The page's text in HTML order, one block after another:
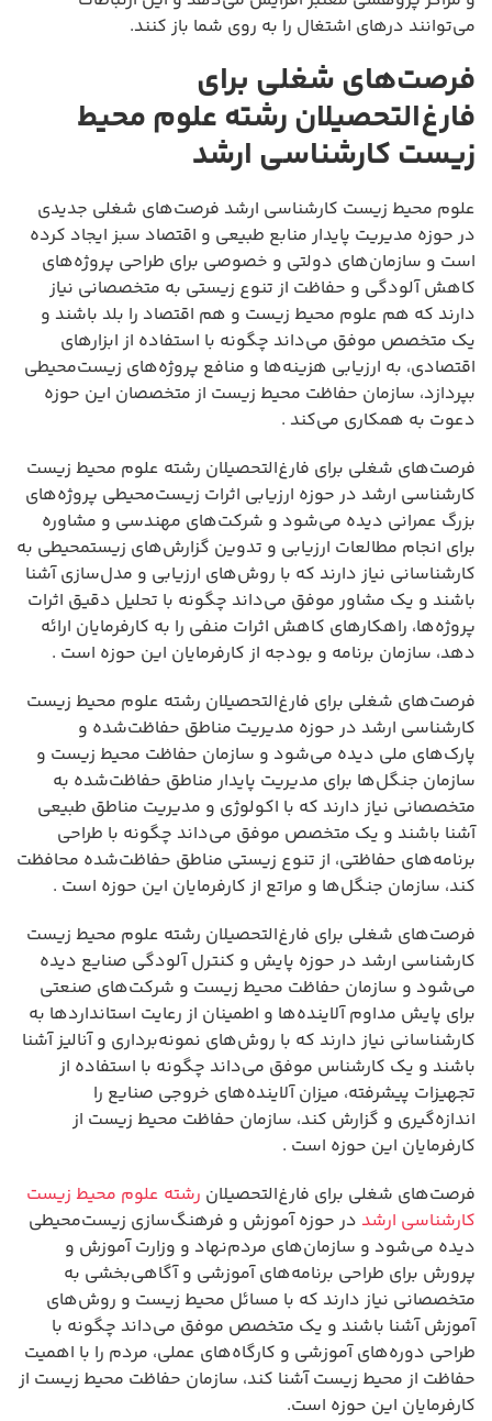
می‌توانند درهای اشتغال را به روی شما باز کنند.
فرصت‌های شغلی برای
فارغ‌التحصیلان رشته علوم محیط
زیست کارشناسی ارشد
علوم محیط زیست کارشناسی ارشد فرصت‌های شغلی جدیدی
در حوزه مدیریت پایدار منابع طبیعی و اقتصاد سبز ایجاد کرده
است و سازمان‌های دولتی و خصوصی برای طراحی پروژه‌های
کاهش آلودگی و حفاظت از تنوع زیستی به متخصصانی نیاز
دارند که هم علوم محیط زیست و هم اقتصاد را بلد باشند و
یک متخصص موفق می‌داند چگونه با استفاده از ابزارهای
اقتصادی، به ارزیابی هزینه‌ها و منافع پروژه‌های زیست‌محیطی
بپردازد، سازمان حفاظت محیط زیست از متخصصان این حوزه
دعوت به همکاری می‌کند .
فرصت‌های شغلی برای فارغ‌التحصیلان رشته علوم محیط زیست
کارشناسی ارشد در حوزه ارزیابی اثرات زیست‌محیطی پروژه‌های
بزرگ عمرانی دیده می‌شود و شرکت‌های مهندسی و مشاوره
برای انجام مطالعات ارزیابی و تدوین گزارش‌های زیستمحیطی به
کارشناسانی نیاز دارند که با روش‌های ارزیابی و مدل‌سازی آشنا
باشند و یک مشاور موفق می‌داند چگونه با تحلیل دقیق اثرات
پروژه‌ها، راهکارهای کاهش اثرات منفی را به کارفرمایان ارائه
دهد، سازمان برنامه و بودجه از کارفرمایان این حوزه است .
فرصت‌های شغلی برای فارغ‌التحصیلان رشته علوم محیط زیست
کارشناسی ارشد در حوزه مدیریت مناطق حفاظت‌شده و
پارک‌های ملی دیده می‌شود و سازمان حفاظت محیط زیست و
سازمان جنگل‌ها برای مدیریت پایدار مناطق حفاظت‌شده به
متخصصانی نیاز دارند که با اکولوژی و مدیریت مناطق طبیعی
آشنا باشند و یک متخصص موفق می‌داند چگونه با طراحی
برنامه‌های حفاظتی، از تنوع زیستی مناطق حفاظت‌شده محافظت
کند، سازمان جنگل‌ها و مراتع از کارفرمایان این حوزه است .
فرصت‌های شغلی برای فارغ‌التحصیلان رشته علوم محیط زیست
کارشناسی ارشد در حوزه پایش و کنترل آلودگی صنایع دیده
می‌شود و سازمان حفاظت محیط زیست و شرکت‌های صنعتی
برای پایش مداوم آلاینده‌ها و اطمینان از رعایت استانداردها به
کارشناسانی نیاز دارند که با روش‌های نمونه‌برداری و آنالیز آشنا
باشند و یک کارشناس موفق می‌داند چگونه با استفاده از
تجهیزات پیشرفته، میزان آلاینده‌های خروجی صنایع را
اندازه‌گیری و گزارش کند، سازمان حفاظت محیط زیست از
کارفرمایان این حوزه است .
فرصت‌های شغلی برای فارغ‌التحصیلان رشته علوم محیط زیست
کارشناسی ارشد در حوزه آموزش و فرهنگ‌سازی زیست‌محیطی
دیده می‌شود و سازمان‌های مردم‌نهاد و وزارت آموزش و
پرورش برای طراحی برنامه‌های آموزشی و آگاهی‌بخشی به
متخصصانی نیاز دارند که با مسائل محیط زیست و روش‌های
آموزش آشنا باشند و یک متخصص موفق می‌داند چگونه با
طراحی دوره‌های آموزشی و کارگاه‌های عملی، مردم را با اهمیت
حفاظت از محیط زیست آشنا کند، سازمان حفاظت محیط زیست از
کارفرمایان این حوزه است.